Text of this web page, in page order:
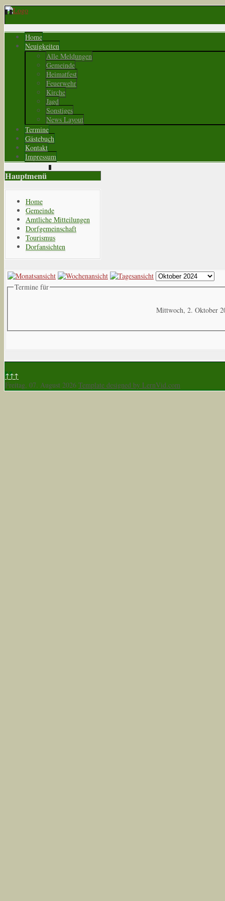
Home
Neuigkeiten
Alle Meldungen
Gemeinde
Heimatfest
Feuerwehr
Kirche
Jagd
Sonstiges
News Layout
Termine
Gästebuch
Kontakt
Impressum
Hauptmenü
Home
Gemeinde
Amtliche Mitteilungen
Dorfgemeinschaft
Tourismus
Dorfansichten
Termine für
Mittwoch, 2. Oktober
↑↑↑
Freitag, 07. August 2026 Template designed by LernVid.com